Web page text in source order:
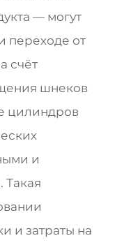
— могут
переходе от
счёт
шнеков
цилиндров
и
и затраты на